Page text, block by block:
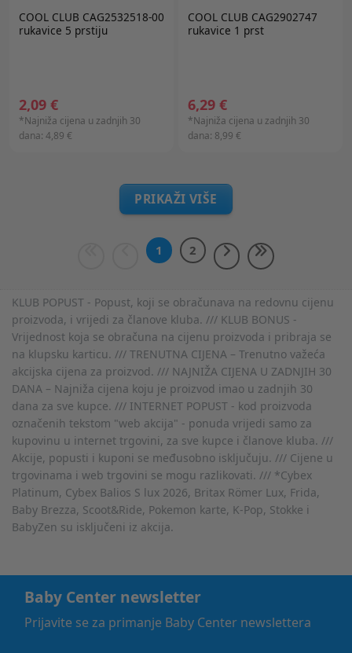
COOL CLUB CAG2532518-00
rukavice 5 prstiju
2,09 €
*Najniža cijena u zadnjih 30
dana: 4,89 €
COOL CLUB CAG2902747
rukavice 1 prst
6,29 €
*Najniža cijena u zadnjih 30
dana: 8,99 €
PRIKAŽI VIŠE
1 2
KLUB POPUST - Popust, koji se obračunava na redovnu cijenu
proizvoda, i vrijedi za članove kluba. /// KLUB BONUS -
Vrijednost koja se obračuna na cijenu proizvoda i pribraja se
na klupsku karticu. /// TRENUTNA CIJENA – Trenutno važeća
akcijska cijena za proizvod. /// NAJNIŽA CIJENA U ZADNJIH 30
DANA – Najniža cijena koju je proizvod imao u zadnjih 30
dana za sve kupce. /// INTERNET POPUST - kod proizvoda
označenih tekstom "web akcija" - ponuda vrijedi samo za
kupovinu u internet trgovini, za sve kupce i članove kluba. ///
Akcije, popusti i kuponi se međusobno isključuju. /// Cijene u
trgovinama i web trgovini se mogu razlikovati. /// *Cybex
Platinum, Cybex Balios S lux 2026, Britax Römer Lux, Frida,
Baby Brezza, Scoot&Ride, Pokemon karte, K-Pop, Stokke i
BabyZen su isključeni iz akcija.
Baby Center newsletter
Prijavite se za primanje Baby Center newslettera